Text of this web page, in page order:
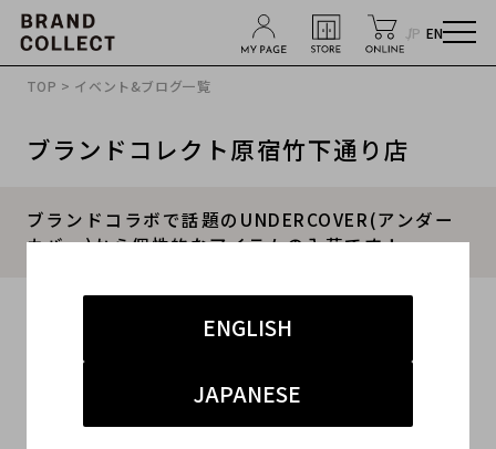
JP EN
ENGLISH
JAPANESE
TOP > イベント&ブログ一覧
ブランドコレクト原宿竹下通り店
ブランドコラボで話題のUNDERCOVER(アンダー
カバー)から個性的なアイテムの入荷です！
#アンダーカバー